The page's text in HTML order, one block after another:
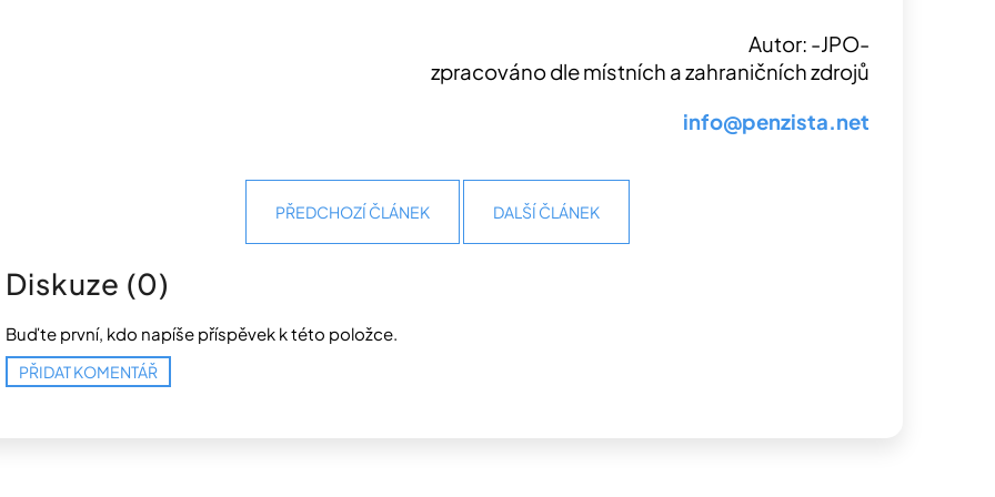
Autor: -JPO-
zpracováno dle místních a zahraničních zdrojů
info@penzista.net
PŘEDCHOZÍ ČLÁNEK DALŠÍ ČLÁNEK
Diskuze (0)
Buďte první, kdo napíše příspěvek k této položce.
PŘIDAT KOMENTÁŘ